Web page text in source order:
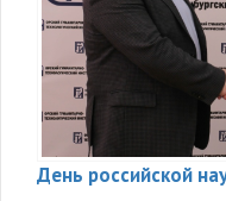
День российской